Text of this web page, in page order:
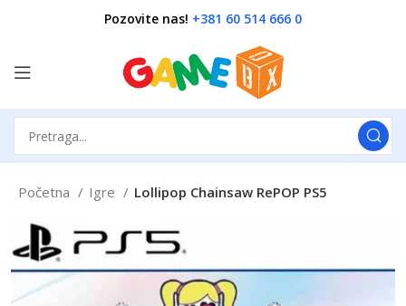
Pozovite nas! +381 60 514 666 0
Početna Igre Lollipop Chainsaw RePOP PS5